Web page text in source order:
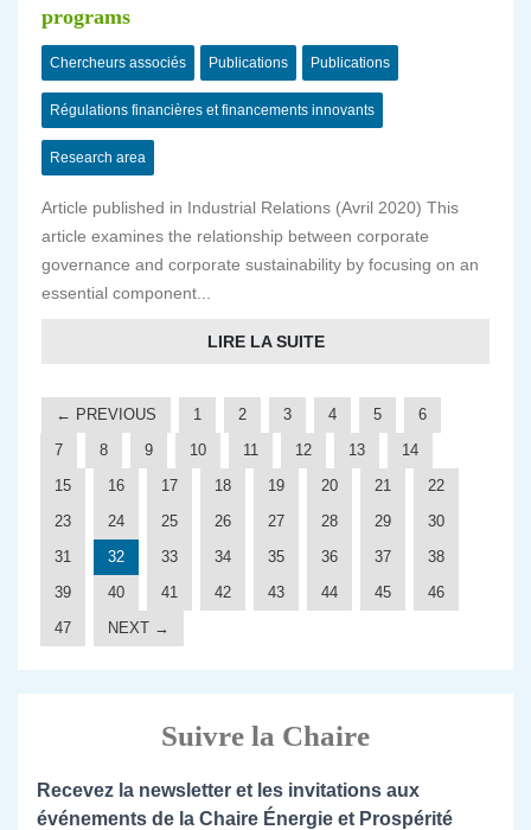
programs
Chercheurs associés Publications Publications
Régulations financières et financements innovants
Research area
Article published in Industrial Relations (Avril 2020) This
article examines the relationship between corporate
governance and corporate sustainability by focusing on an
essential component...
LIRE LA SUITE
← PREVIOUS 1 2 3 4 5
6
7
8 9 10 11 12 13
14
15
16 17 18 19 20 21
22
23
24 25 26 27 28 29
30
31
32 33 34 35 36 37
38
39
40 41 42 43 44 45
46
47
NEXT →
Suivre la Chaire
Recevez la newsletter et les invitations aux
événements de la Chaire Énergie et Prospérité